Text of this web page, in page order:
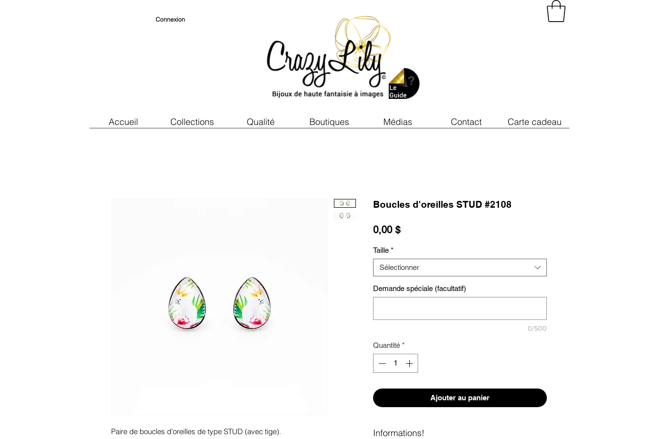
Accueil Collections Qualité Boutiques Médias Contact Carte cadeau
Connexion
Paire de boucles d'oreilles de type STUD (avec tige).
Boucles d'oreilles STUD #2108
0,00 $Prix
Taille *
Sélectionner
Demande spéciale (facultatif)
0/500
Quantité *
Ajouter au panier
Informations!